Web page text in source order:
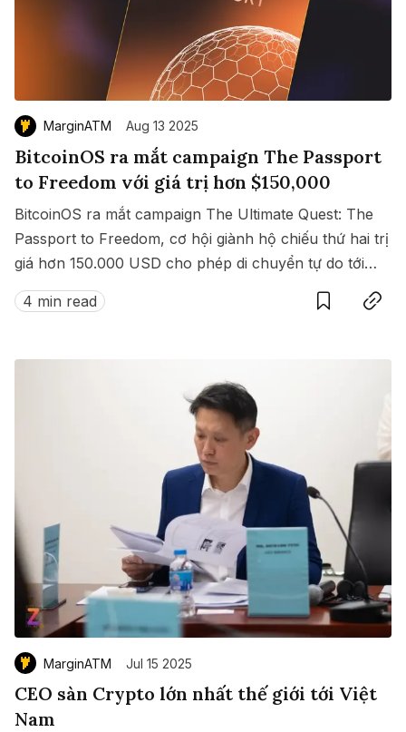
MarginATM Aug 13 2025
BitcoinOS ra mắt campaign The Passport
to Freedom với giá trị hơn $150,000
BitcoinOS ra mắt campaign The Ultimate Quest: The
Passport to Freedom, cơ hội giành hộ chiếu thứ hai trị
giá hơn 150.000 USD cho phép di chuyển tự do tới
hàng loạt quốc gia không cần visa.
4 min read
SaveCopy link
MarginATM Jul 15 2025
CEO sàn Crypto lớn nhất thế giới tới Việt
Nam